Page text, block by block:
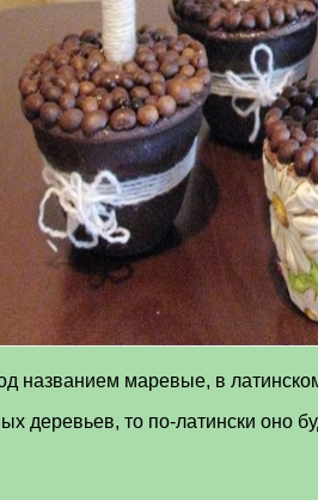
названием маревые, в
деревьев, то по-латински оно